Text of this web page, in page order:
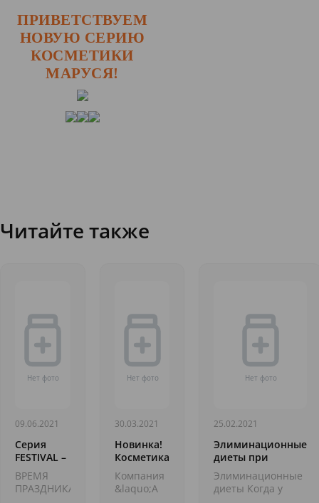
ПРИВЕТСТВУЕМ
НОВУЮ СЕРИЮ
КОСМЕТИКИ
МАРУСЯ!
Читайте также
09.06.2021
Серия
FESTIVAL –
это
базовая
коллекция
ВРЕМЯ
ПРАЗДНИКА!
30.03.2021
Новинка!
Косметика
Маруся
Компания
&laquo;А
25.02.2021
Элиминационные
диеты при
аллергии к
кукурузе
Элиминационные
диеты Когда у